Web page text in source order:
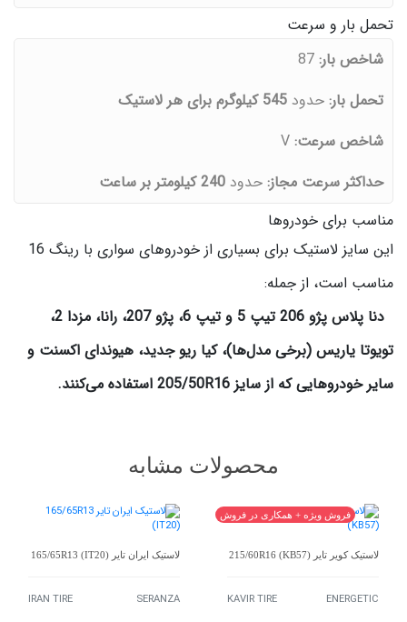
تحمل بار و سرعت
شاخص بار:
تحمل بار: حدود 545 کیلوگرم برای هر لاستیک
شاخص سرعت:
حداکثر سرعت مجاز: حدود 240 کیلومتر بر ساعت
مناسب برای خودروها
این سایز لاستیک برای بسیاری از خودروهای سواری با رینگ 16
مناسب است، از جمله:
دنا پلاس پژو 206 تیپ 5 و تیپ 6، پژو 207، رانا، مزدا 2،
تویوتا یاریس (برخی مدل‌ها)، کیا ریو جدید، هیوندای اکسنت و
سایر خودروهایی که از سایز 205/50R16 استفاده می‌کنند.
محصولات مشابه
لاستیک کویر تایر 215/60R16 (KB57)
ENERGETIC
KAVIR TIRE
فروش ویژه + همکاری در فروش
لاستیک ایران تایر 165/65R13 (IT20)
SERANZA
IRAN TIRE